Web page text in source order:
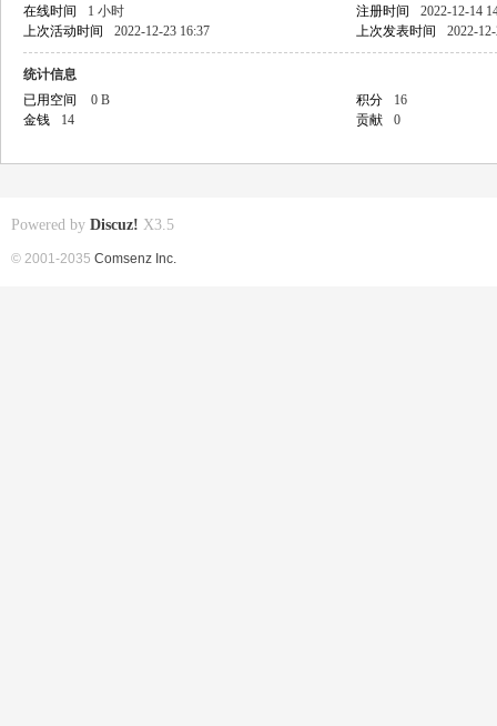
在线时间
1 小时 注册时间
2022-12-14
上次活动时间
2022-12-23 16:37 上次发表时间 2022-
统计信息
已用空间
0 B 积分
16
金钱
14 贡献 0
Powered by Discuz! X3.5
© 2001-2035 Comsenz Inc.